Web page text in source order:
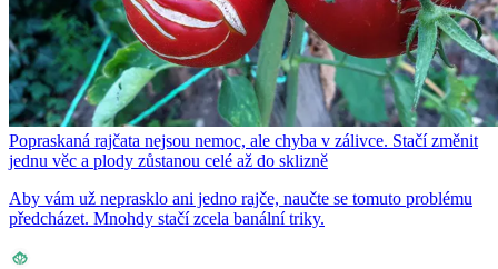
Popraskaná rajčata nejsou nemoc, ale chyba v zálivce. Stačí změnit
jednu věc a plody zůstanou celé až do sklizně
Aby vám už neprasklo ani jedno rajče, naučte se tomuto problému
předcházet. Mnohdy stačí zcela banální triky.